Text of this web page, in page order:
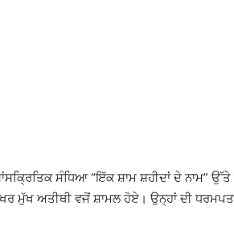
ਸੰਧਿਆ “ਇੱਕ ਸ਼ਾਮ ਸ਼ਹੀਦਾਂ ਦੇ ਨਾਮ”
ਅਤੀਥੀ ਵਜੋਂ ਸ਼ਾਮਲ ਹੋਏ। ਉਨ੍ਹਾਂ ਦੀ